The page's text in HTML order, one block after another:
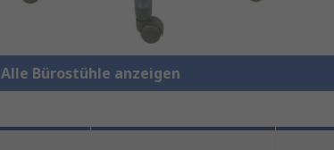
Alle Bürostühle anzeigen